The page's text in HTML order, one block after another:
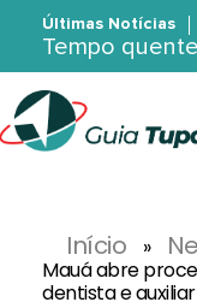
Últimas Notícias
Tempo
Início »
Mauá abre
dentista e